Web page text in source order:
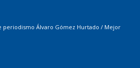
periodismo Álvaro Gómez Hurtado / Mejor